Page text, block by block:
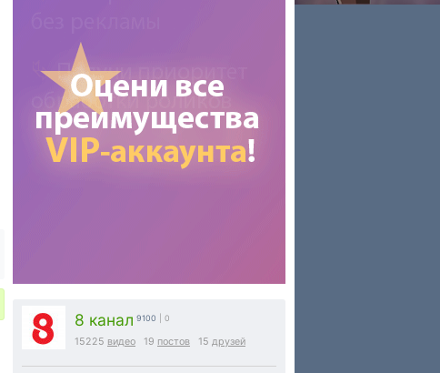
8 канал 9100 | 0
15225 видео 19 постов 15 друзей